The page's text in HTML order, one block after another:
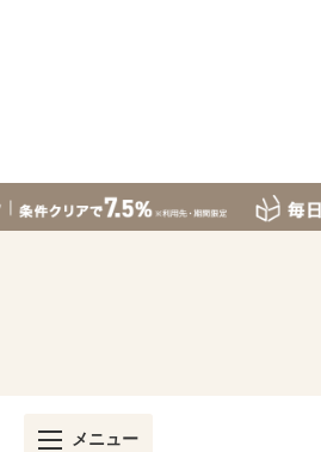
メニュー